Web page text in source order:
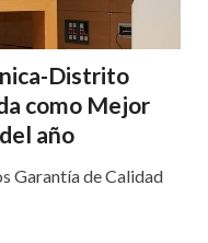
Distrito
como Mejor
año
Garantía de Calidad